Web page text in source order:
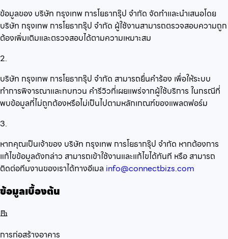
ข้อมูลของ บริษัท กรุงเทพ การโยธากรุ๊ป จำกัด จัดทำและนำเสนอโดย
บริษัท กรุงเทพ การโยธากรุ๊ป จำกัด ผู้ใช้งานสามารถตรวจสอบความถูก
ต้องเพิ่มเติมและตรวจสอบได้ตามความเหมาะสม
2.
บริษัท กรุงเทพ การโยธากรุ๊ป จำกัด สามารถยื่นคำร้อง เพื่อให้ระบบ
ทำการพิจารณาและทบทวน คำรีวิวที่เผยแพร่จากผู้ใช้บริการ ในกรณีที่
พบข้อมูลที่ไม่ถูกต้องหรือไม่เป็นไปตามหลักเกณฑ์ของแพลตฟอร์ม
3.
หากคุณเป็นเจ้าของ บริษัท กรุงเทพ การโยธากรุ๊ป จำกัด หากต้องการ
แก้ไขข้อมูลดังกล่าว สามารถเข้าใช้งานและแก้ไขได้ทันที หรือ สามารถ
ติดต่อทีมงานของเราได้ทางอีเมล info@connectbizs.com
ข้อมูลเบื้องต้น
การก่อสร้างอาคาร